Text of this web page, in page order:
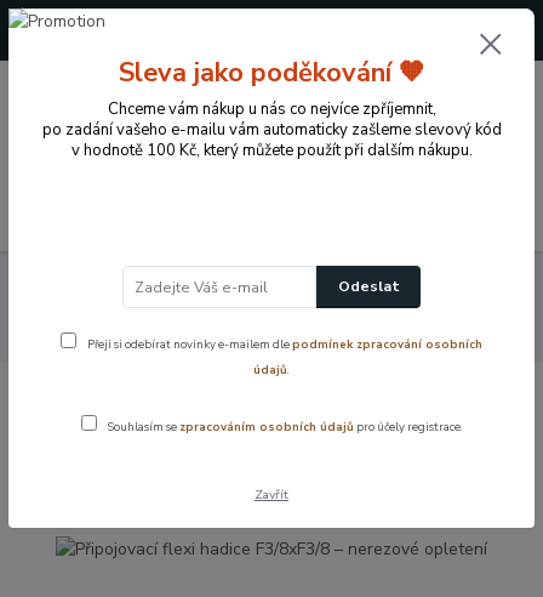
+420 724 722 973
0 Kč
Koupelnové vybavení a doplňky
Vodovodní baterie
Náhradní díly - vodovodní baterie
Tlakové hadičky k bateriím
Připojovací flexi hadice F3/8xF3/8 – nerezové opletení
Připojovací flexi hadice F3/8xF3/8 –
Sleva jako poděkování 🧡
Chceme vám nákup u nás co nejvíce zpříjemnit,
po zadání vašeho e-mailu vám automaticky zašleme slevový kód
v hodnotě 100 Kč, který můžete použít při dalším nákupu.
Odeslat
Přeji si odebírat novinky e-mailem dlepodmínek zpracování osobních
údajů.
Souhlasím se zpracováním osobních údajů pro účely registrace.
Zavřít